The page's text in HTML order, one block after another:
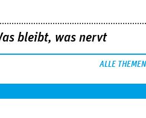
bleibt, was nervt
ALLE THEMEN